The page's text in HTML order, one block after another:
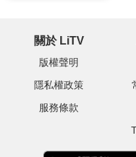
關於 LiTV
版權聲明
隱私權政策
服務條款